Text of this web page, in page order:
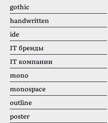
gothic
handwritten
ide
IT бренды
IT компании
mono
monospace
outline
poster